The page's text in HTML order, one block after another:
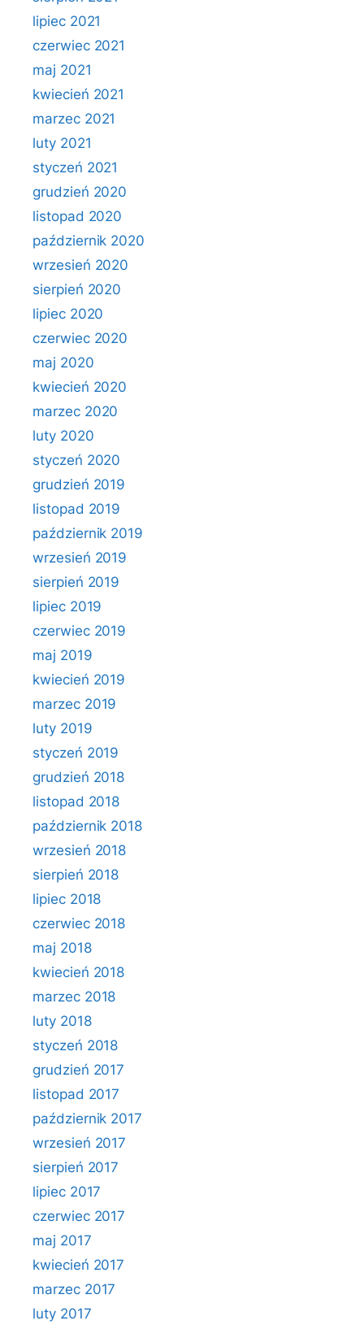
lipiec 2021
czerwiec 2021
maj 2021
kwiecień 2021
marzec 2021
luty 2021
styczeń 2021
grudzień 2020
listopad 2020
październik 2020
wrzesień 2020
sierpień 2020
lipiec 2020
czerwiec 2020
maj 2020
kwiecień 2020
marzec 2020
luty 2020
styczeń 2020
grudzień 2019
listopad 2019
październik 2019
wrzesień 2019
sierpień 2019
lipiec 2019
czerwiec 2019
maj 2019
kwiecień 2019
marzec 2019
luty 2019
styczeń 2019
grudzień 2018
listopad 2018
październik 2018
wrzesień 2018
sierpień 2018
lipiec 2018
czerwiec 2018
maj 2018
kwiecień 2018
marzec 2018
luty 2018
styczeń 2018
grudzień 2017
listopad 2017
październik 2017
wrzesień 2017
sierpień 2017
lipiec 2017
czerwiec 2017
maj 2017
kwiecień 2017
marzec 2017
luty 2017